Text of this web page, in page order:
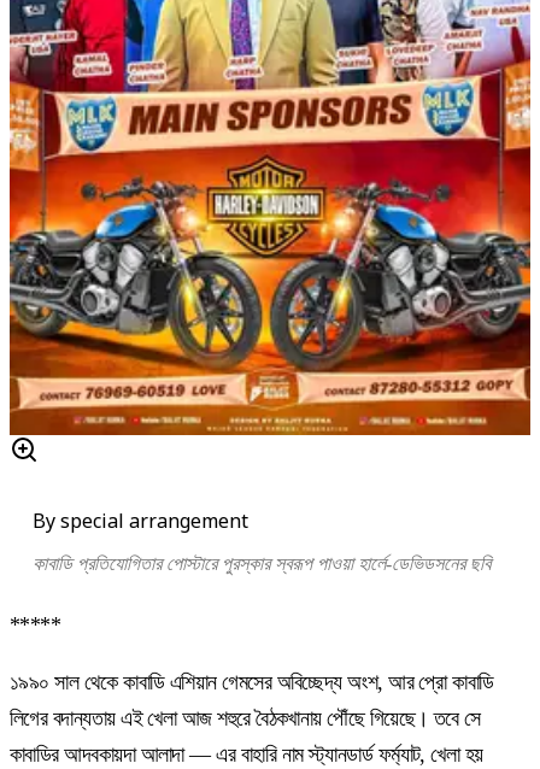
By special arrangement
কাবাডি প্রতিযোগিতার পোস্টারে পুরস্কার স্বরূপ পাওয়া হার্লে-ডেভিডসনের ছবি
*****
১৯৯০ সাল থেকে কাবাডি এশিয়ান গেমসের অবিচ্ছেদ্য অংশ, আর প্রো কাবাডি
লিগের বদান্যতায় এই খেলা আজ শহুরে বৈঠকখানায় পৌঁছে গিয়েছে। তবে সে
কাবাডির আদবকায়দা আলাদা — এর বাহারি নাম স্ট্যানডার্ড ফর্ম্যাট, খেলা হয়